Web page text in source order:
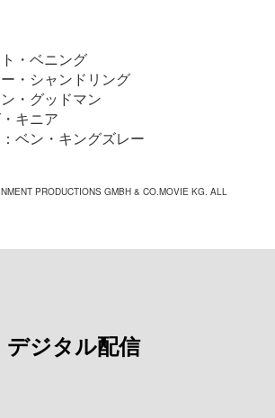
・ベニング
・シャンドリング
・グッドマン
キニア
ベン・キングズレー
PRODUCTIONS GMBH & CO.MOVIE KG. ALL
デジタル配信